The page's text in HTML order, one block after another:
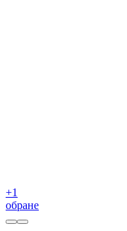
+1
обране